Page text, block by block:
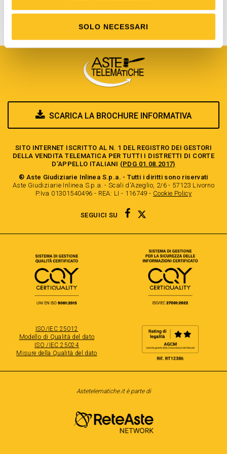
SOLO NECESSARI
di cui al comma 2 dell’art. 490 c.p.c.
SCARICA LA BROCHURE INFORMATIVA
SITO INTERNET ISCRITTO AL N. 1 DEL REGISTRO DEI GESTORI
DELLA VENDITA TELEMATICA PER TUTTI I DISTRETTI DI CORTE
D’APPELLO ITALIANI (PDG 01.08.2017)
® Aste Giudiziarie Inlinea S.p.a. - Tutti i diritti sono riservati
Aste Giudiziarie Inlinea S.p.a. - Scali d'Azeglio, 2/6 - 57123 Livorno
P.Iva 01301540496 - REA: LI - 116749 - Cookie Policy
SEGUICI SU FACEBOOK
ISO/IEC 25012
Modello di Qualità del dato
ISO /IEC 25024
Misure della Qualità del dato
Astetelematiche.it è parte di